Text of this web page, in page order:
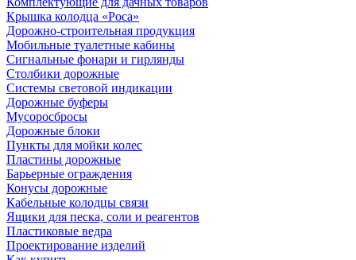
Крышка колодца «Роса»
Дорожно-строительная продукция
Мобильные туалетные кабины
Сигнальные фонари и гирлянды
Столбики дорожные
Системы световой индикации
Дорожные буферы
Мусоросбросы
Дорожные блоки
Пункты для мойки колес
Пластины дорожные
Барьерные ограждения
Конусы дорожные
Кабельные колодцы связи
Ящики для песка, соли и реагентов
Пластиковые ведра
Проектирование изделий